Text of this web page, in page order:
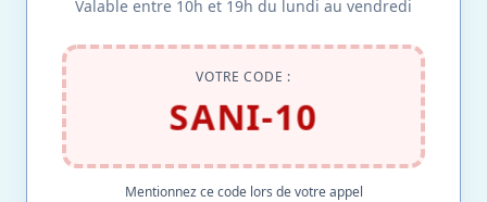
Valable entre 10h et 19h du lundi au vendredi
VOTRE CODE :
SANI-10
Mentionnez ce code lors de votre appel